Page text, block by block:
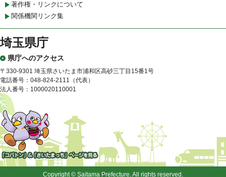
著作権・リンクについて
関係機関リンク集
埼玉県庁
県庁へのアクセス
〒330-9301 埼玉県さいたま市浦和区高砂三丁目15番1号
電話番号：048-824-2111（代表）
法人番号：1000020110001
「コバトン」&「さいたまっ
Copyright © Saitama Prefecture. All rights reserved.